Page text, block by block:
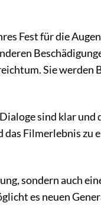
Fest für die
Sie werden
sind klar
Filmerlebnis zu
sondern auch
es neuen